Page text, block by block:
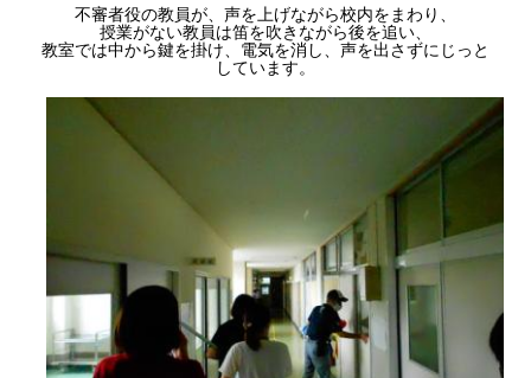
不審者役の教員が、声を上げながら校内をまわり、
授業がない教員は笛を吹きながら後を追い、
教室では中から鍵を掛け、電気を消し、声を出さずにじっと
しています。